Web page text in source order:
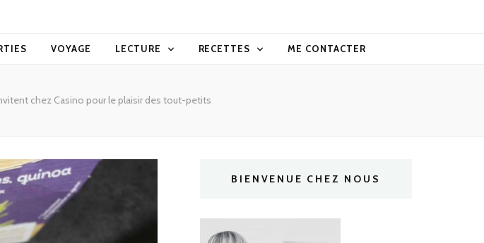
VOYAGE LECTURE RECETTES ME CONTACTER
chez Casino pour le plaisir des tout-petits
BIENVENUE CHEZ NOUS